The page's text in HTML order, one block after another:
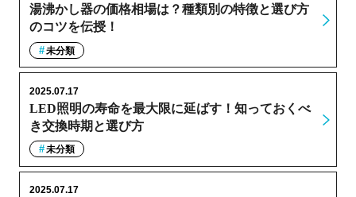
湯沸かし器の価格相場は？種類別の特徴と選び方
のコツを伝授！
未分類
LED照明の寿命を最大限に延ばす！知っておくべ
き交換時期と選び方
2025.07.17
未分類
2025.07.17